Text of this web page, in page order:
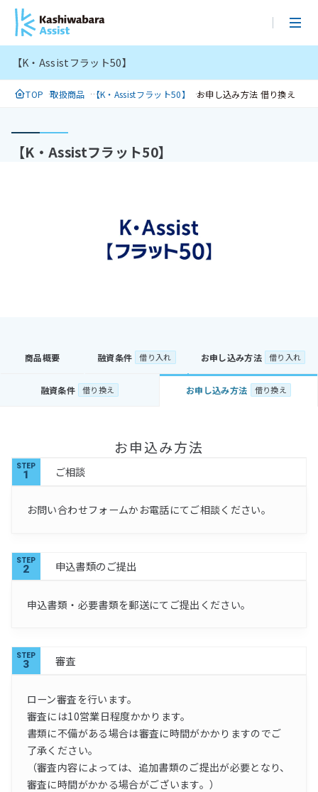
メ
イ
コ
ン
に
【K・Assistフラット50】
TOP 取扱商品 【K・Assistフラット50】 お申し込み方法 借り換え
【K・Assistフラット50】
商品概要 融資条件 借り入れ お申し込み方法 借り入れ
融資条件 借り換え お申し込み方法 借り換え
お申込み方法
STEP
1 ご相談
お問い合わせフォームかお電話にてご相談ください。
STEP
2 申込書類のご提出
申込書類・必要書類を郵送にてご提出ください。
STEP
3 審査
ローン審査を行います。
審査には10営業日程度かかります。
書類に不備がある場合は審査に時間がかかりますのでご
了承ください。
（審査内容によっては、追加書類のご提出が必要となり、
審査に時間がかかる場合がございます。）